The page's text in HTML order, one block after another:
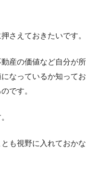
さえておきたいです。
産の価値など自分が所
なっているか知ってお
です。
も視野に入れておかな